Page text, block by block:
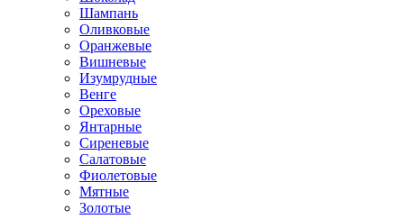
Шампань
Оливковые
Оранжевые
Вишневые
Изумрудные
Венге
Ореховые
Янтарные
Сиреневые
Салатовые
Фиолетовые
Мятные
Золотые